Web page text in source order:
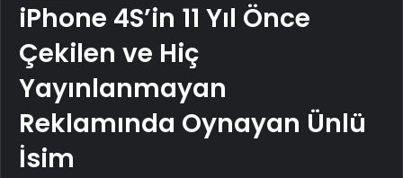
iPhone 4S’in 11 Yıl Önce
Çekilen ve Hiç
Yayınlanmayan
Reklamında Oynayan Ünlü
İsim